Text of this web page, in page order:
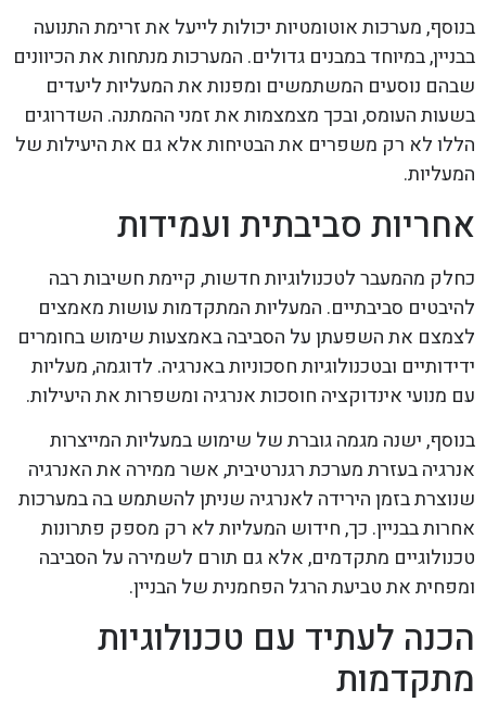
בנוסף, מערכות אוטומטיות יכולות לייעל את זרימת התנועה
בבניין, במיוחד במבנים גדולים. המערכות מנתחות את הכיוונים
שבהם נוסעים המשתמשים ומפנות את המעליות ליעדים
בשעות העומס, ובכך מצמצמות את זמני ההמתנה. השדרוגים
הללו לא רק משפרים את הבטיחות אלא גם את היעילות של
המעליות.
אחריות סביבתית ועמידות
כחלק מהמעבר לטכנולוגיות חדשות, קיימת חשיבות רבה
להיבטים סביבתיים. המעליות המתקדמות עושות מאמצים
לצמצם את השפעתן על הסביבה באמצעות שימוש בחומרים
ידידותיים ובטכנולוגיות חסכוניות באנרגיה. לדוגמה, מעליות
עם מנועי אינדוקציה חוסכות אנרגיה ומשפרות את היעילות.
בנוסף, ישנה מגמה גוברת של שימוש במעליות המייצרות
אנרגיה בעזרת מערכת רגנרטיבית, אשר ממירה את האנרגיה
שנוצרת בזמן הירידה לאנרגיה שניתן להשתמש בה במערכות
אחרות בבניין. כך, חידוש המעליות לא רק מספק פתרונות
טכנולוגיים מתקדמים, אלא גם תורם לשמירה על הסביבה
ומפחית את טביעת הרגל הפחמנית של הבניין.
הכנה לעתיד עם טכנולוגיות
מתקדמות